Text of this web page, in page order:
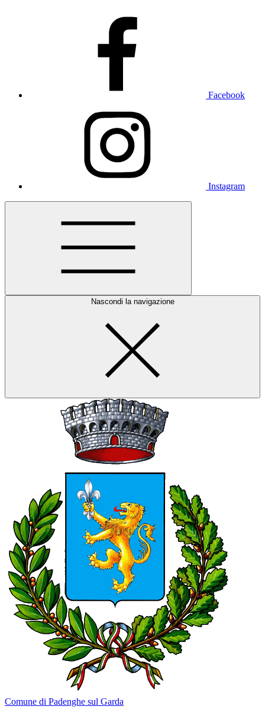
Facebook
Instagram
Nascondi la navigazione
Comune di Padenghe sul Garda